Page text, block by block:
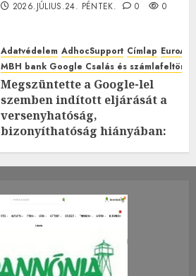
2026.JÚLIUS.24. PÉNTEK. 0 0
Adatvédelem AdhocSupport Címlap
MBH bank Google Csalás és
Megszüntette a Google-lel
szemben indított eljárását a
versenyhatóság,
bizonyíthatóság hiányában:
2026.JÚLIUS.23. CSÜTÖRTÖK.
0